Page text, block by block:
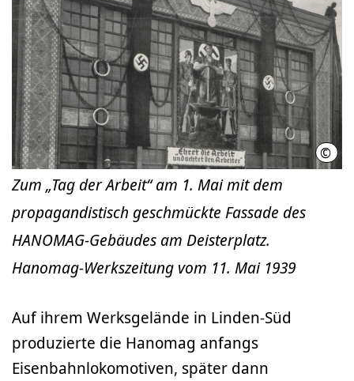
©
Zum „Tag der Arbeit“ am 1. Mai mit dem
propagandistisch geschmückte Fassade des
HANOMAG-Gebäudes am Deisterplatz.
Hanomag-Werkszeitung vom 11. Mai 1939
Auf ihrem Werksgelände in Linden-Süd
produzierte die Hanomag anfangs
Eisenbahnlokomotiven, später dann